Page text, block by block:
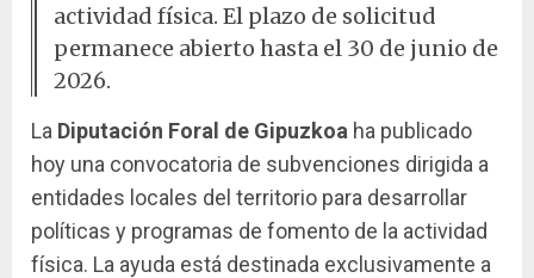
actividad física. El plazo de solicitud
permanece abierto hasta el 30 de junio de
2026.
La Diputación Foral de Gipuzkoa ha publicado
hoy una convocatoria de subvenciones dirigida a
entidades locales del territorio para desarrollar
políticas y programas de fomento de la actividad
física. La ayuda está destinada exclusivamente a